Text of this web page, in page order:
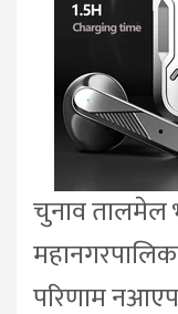
चुनाव तालमेल
परिणाम